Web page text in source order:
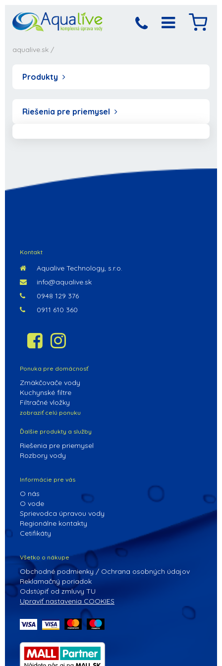
aqualive.sk /
Produkty
Riešenia pre priemysel
Kontakt
Aqualive Technology, s.r.o.
info@aqualive.sk
0948 129 376
0911 610 360
Ponuka pre domácnosť
Zmäkčovače vody
Kuchynské filtre
Filtračné vložky
zobraziť celú ponuku
Ďalšie produkty a služby
Riešenia pre priemysel
Rozbory vody
Informácie pre vás
O nás
O vode
Sprievodca úpravou vody
Regionálne kontakty
Cetifikáty
Všetko o nákupe
Obchodné podmienky / Ochrana osobných údajov
Reklamačný poriadok
Odstúpiť od zmluvy TU
Upraviť nastavenia COOKIES
Produkt bol pridaný
Objednávka sa